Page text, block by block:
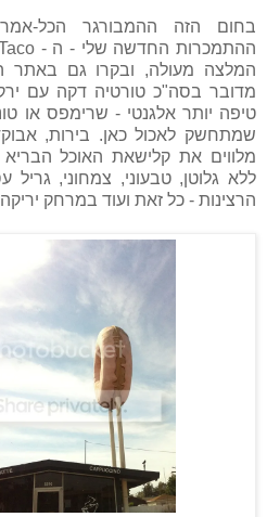
בחום הזה ההמבורגר הכל-
המלצה מעולה, ובקרו גם
מדובר בסה"כ טורטיה דקה עם
טיפה יותר אלגנטי - שרימפס או
שמתחשק לאכול כאן. בירות,
מלווים את קלישאת האוכל הבריא
ללא גלוטן, טבעוני, צמחוני,
הרצינות - כל זאת ועוד במרחק